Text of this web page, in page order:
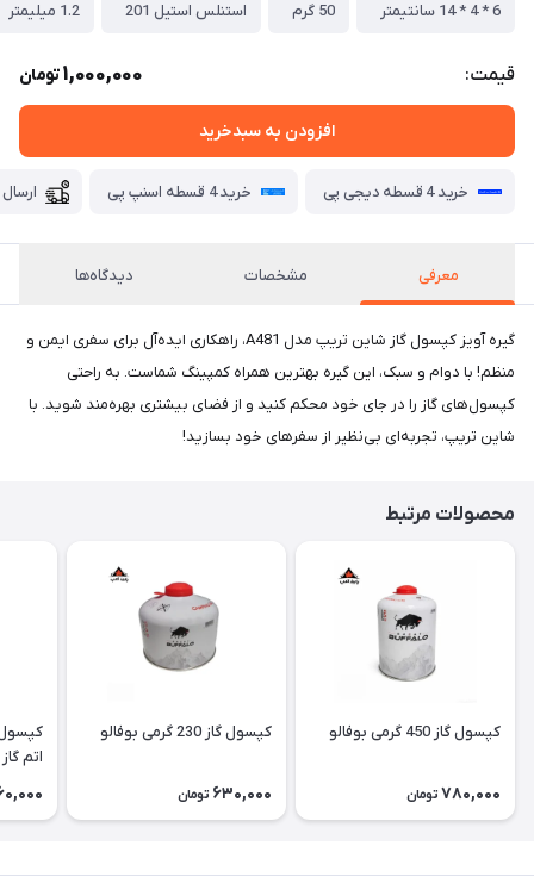
6 * 4 * 14 سانتیمتر
50 گرم
استنلس استیل 201
1.2 میلیمتر
قیمت: 1,000,000تومان
افزودن به سبدخرید
خرید 4 قسطه دیجی پی خرید 4 قسطه اسنپ پی
معرفی مشخصات دیدگاه‌ها
گیره آویز کپسول گاز شاین تریپ مدل A481، راهکاری ایده‌آل برای سفری ایمن و
منظم! با دوام و سبک، این گیره بهترین همراه کمپینگ شماست. به راحتی
کپسول‌های گاز را در جای خود محکم کنید و از فضای بیشتری بهره‌مند شوید. با
شاین تریپ، تجربه‌ای بی‌نظیر از سفرهای خود بسازید!
محصولات مرتبط
کپسول گاز 450 گرمی بوفالو
780,000 تومان
کپسول گاز 230 گرمی بوفالو
630,000 تومان
اتم گاز Atom Gaz